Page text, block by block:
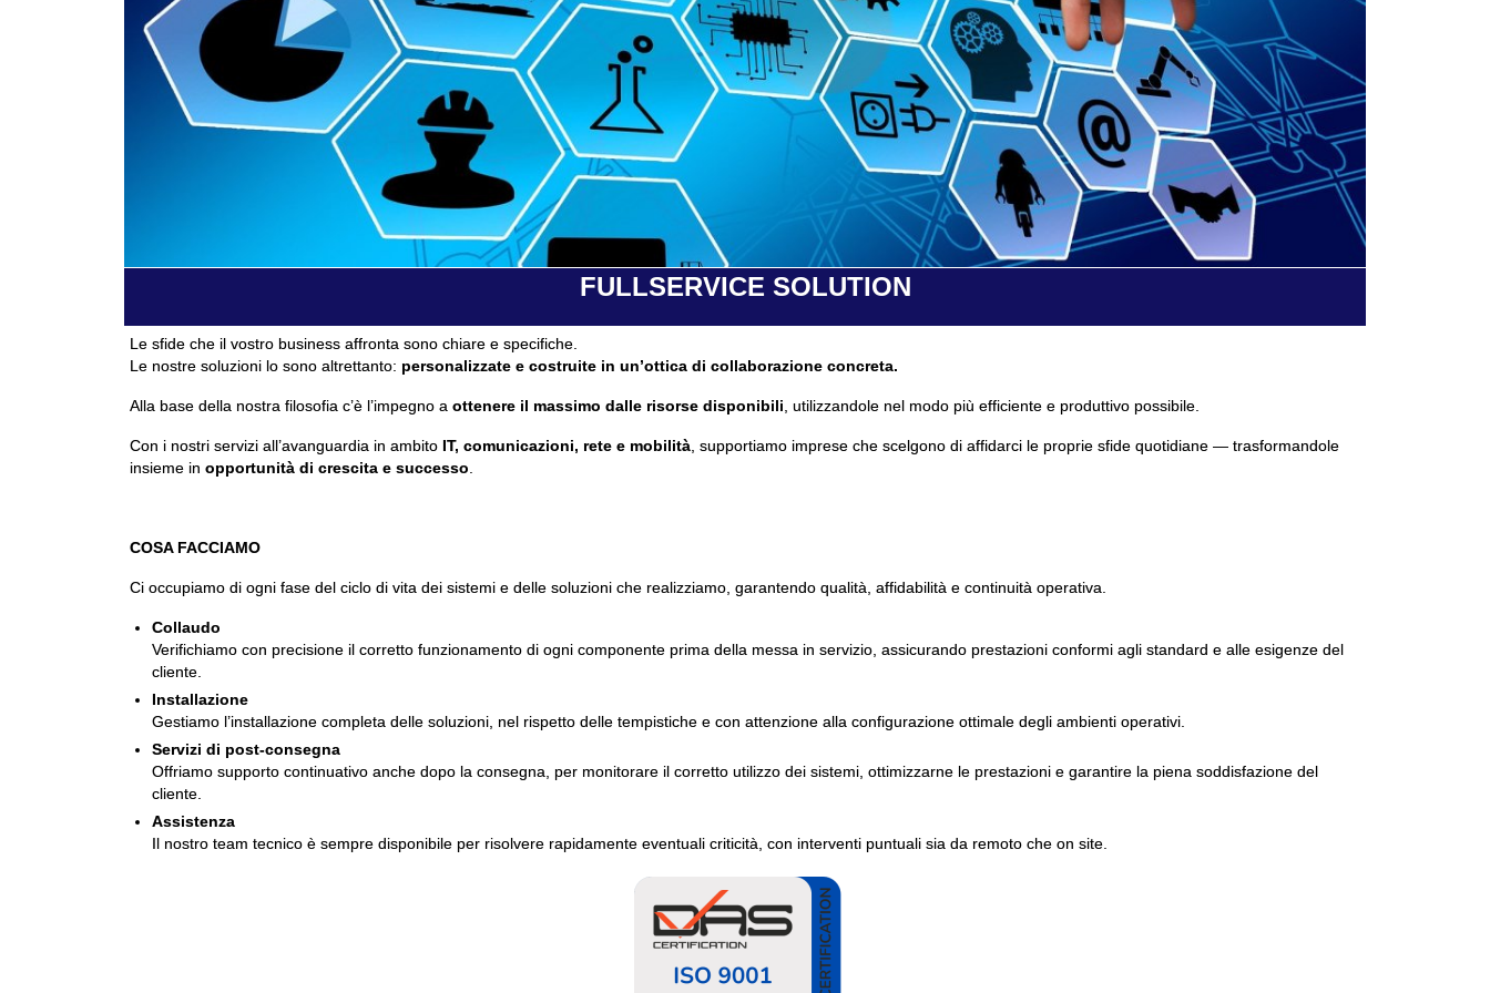
FULLSERVICE SOLUTION
Le sfide che il vostro business affronta sono chiare e specifiche.
Le nostre soluzioni lo sono altrettanto: personalizzate e costruite in un’ottica di collaborazione concreta.
Alla base della nostra filosofia c’è l’impegno a ottenere il massimo dalle risorse disponibili, utilizzandole nel modo più efficiente e produttivo possibile.
Con i nostri servizi all’avanguardia in ambito IT, comunicazioni, rete e mobilità, supportiamo imprese che scelgono di affidarci le proprie sfide quotidiane — trasformandole
insieme in opportunità di crescita e successo.
COSA FACCIAMO
Ci occupiamo di ogni fase del ciclo di vita dei sistemi e delle soluzioni che realizziamo, garantendo qualità, affidabilità e continuità operativa.
Collaudo
Verifichiamo con precisione il corretto funzionamento di ogni componente prima della messa in servizio, assicurando prestazioni conformi agli standard e alle esigenze del
cliente.
Installazione
Gestiamo l’installazione completa delle soluzioni, nel rispetto delle tempistiche e con attenzione alla configurazione ottimale degli ambienti operativi.
Servizi di post-consegna
Offriamo supporto continuativo anche dopo la consegna, per monitorare il corretto utilizzo dei sistemi, ottimizzarne le prestazioni e garantire la piena soddisfazione del
cliente.
Assistenza
Il nostro team tecnico è sempre disponibile per risolvere rapidamente eventuali criticità, con interventi puntuali sia da remoto che on site.